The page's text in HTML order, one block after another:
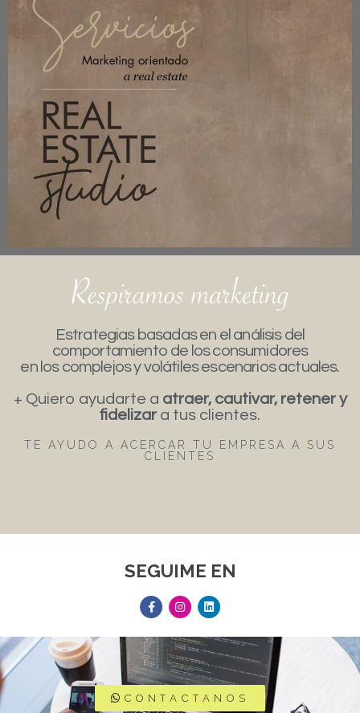
Estrategias basadas en el análisis del
comportamiento de los consumidores
en los complejos y volátiles escenarios actuales.
+ Quiero ayudarte a atraer, cautivar, retener y
fidelizar a tus clientes.
TE AYUDO A ACERCAR TU EMPRESA A SUS
CLIENTES
SEGUIME EN
CONTACTANOS